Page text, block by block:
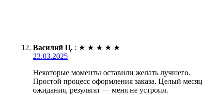
Василий Ц. : ★ ★ ★ ★ ★
23.03.2025
Некоторые моменты оставили желать лучшего.
Простой процесс оформления заказа. Целый месяц
ожидания, результат — меня не устроил.